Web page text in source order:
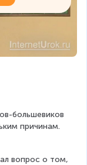
большевиков
причинам.
вопрос о том,